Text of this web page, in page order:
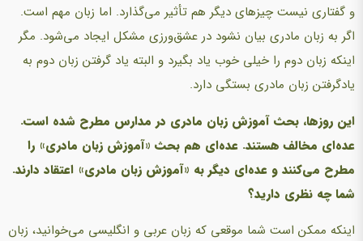
و گفتاری نیست چیزهای دیگر هم تأثیر می‌گذارد. اما زبان مهم است.
اگر به زبان مادری بیان نشود در عشق‌ورزی مشکل ایجاد می‌شود. مگر
اینکه زبان دوم را خیلی خوب یاد بگیرد و البته یاد گرفتن زبان دوم به
یادگرفتن زبان مادری بستگی دارد.
این روزها، بحث آموزش زبان مادری در مدارس مطرح شده است.
عده‌ای مخالف هستند. عده‌ای هم بحث «آموزش زبان مادری» را
مطرح می‌کنند و عده‌ای دیگر به «آموزش زبان مادری» اعتقاد دارند.
شما چه نظری دارید؟
اینکه ممکن است شما موقعی که زبان عربی و انگلیسی می‌خوانید، زبان